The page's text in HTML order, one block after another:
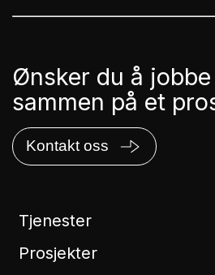
Ønsker du å jobbe
sammen på et
Kontakt oss
Tjenester
Prosjekter